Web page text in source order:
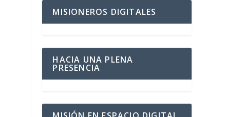
MISIONEROS DIGITALES
HACIA UNA PLENA
PRESENCIA